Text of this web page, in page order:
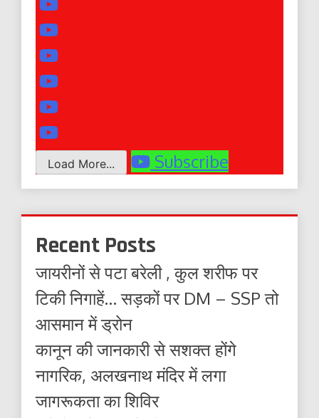
Load More... Subscribe
Recent Posts
जायरीनों से पटा बरेली , कुल शरीफ पर
टिकी निगाहें… सड़कों पर DM – SSP तो
आसमान में ड्रोन
कानून की जानकारी से सशक्त होंगे
नागरिक, अलखनाथ मंदिर में लगा
जागरूकता का शिविर